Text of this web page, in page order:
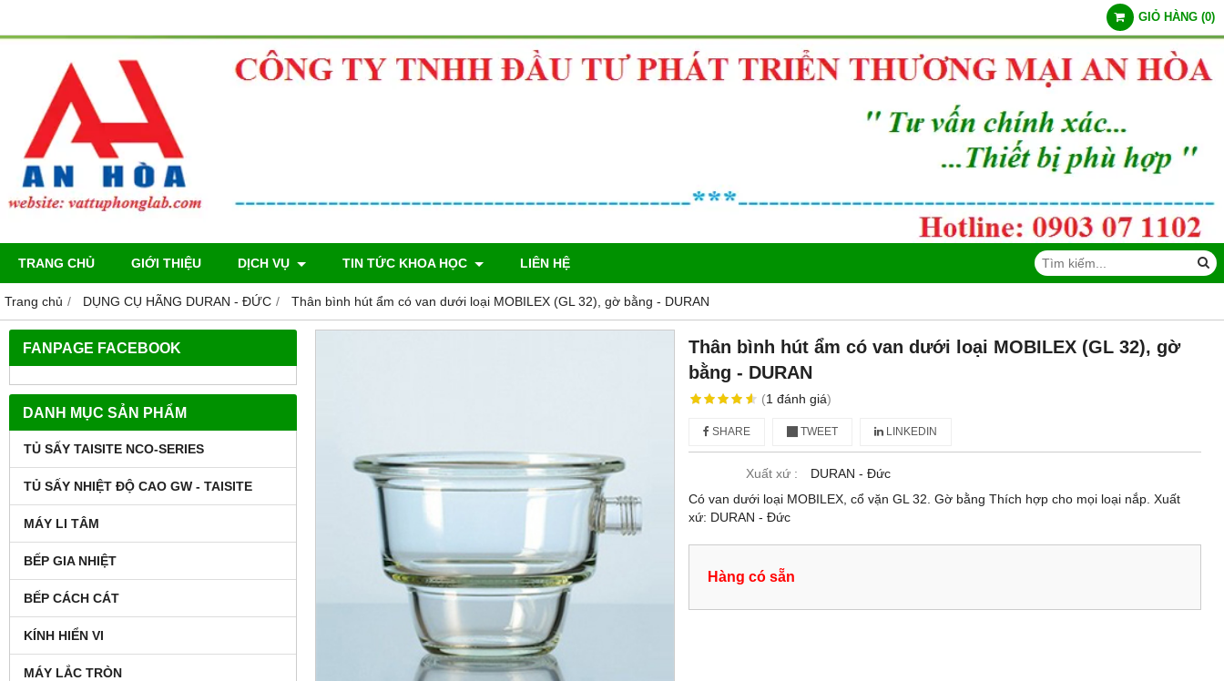
GIỎ HÀNG (0)
TRANG CHỦ GIỚI THIỆU DỊCH VỤ TIN TỨC KHOA HỌC LIÊN HỆ
Trang chủ DỤNG CỤ HÃNG DURAN - ĐỨC Thân bình hút ẩm có van dưới loại MOBILEX (GL 32), gờ bằng - DURAN
FANPAGE FACEBOOK
DANH MỤC SẢN PHẨM
TỦ SẤY TAISITE NCO-SERIES
TỦ SẤY NHIỆT ĐỘ CAO GW - TAISITE
MÁY LI TÂM
BẾP GIA NHIỆT
BẾP CÁCH CÁT
KÍNH HIỂN VI
MÁY LẮC TRÒN
Thân bình hút ẩm có van dưới loại MOBILEX (GL 32), gờ
bằng - DURAN
(1đánh giá)
SHARE TWEET LINKEDIN
Xuất xứ :
DURAN - Đức
Có van dưới loại MOBILEX, cổ vặn GL 32. Gờ bằng Thích hợp cho mọi loại nắp. Xuất
xứ: DURAN - Đức
Hàng có sẵn